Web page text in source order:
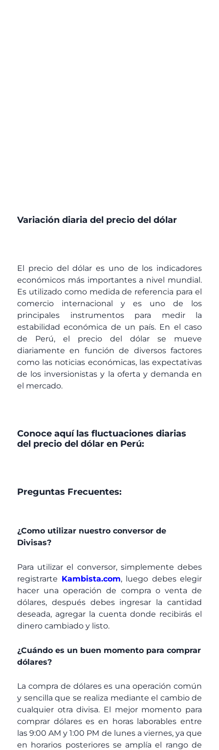
Variación diaria del precio del dólar
El precio del dólar es uno de los indicadores
económicos más importantes a nivel mundial.
Es utilizado como medida de referencia para el
comercio internacional y es uno de los
principales instrumentos para medir la
estabilidad económica de un país. En el caso
de Perú, el precio del dólar se mueve
diariamente en función de diversos factores
como las noticias económicas, las expectativas
de los inversionistas y la oferta y demanda en
el mercado.
Conoce aquí las fluctuaciones diarias
del precio del dólar en Perú:
Preguntas Frecuentes:
¿Como utilizar nuestro conversor de
Divisas?
Para utilizar el conversor, simplemente debes
registrarte Kambista.com, luego debes elegir
hacer una operación de compra o venta de
dólares, después debes ingresar la cantidad
deseada, agregar la cuenta donde recibirás el
dinero cambiado y listo.
¿Cuándo es un buen momento para comprar
dólares?
La compra de dólares es una operación común
y sencilla que se realiza mediante el cambio de
cualquier otra divisa. El mejor momento para
comprar dólares es en horas laborables entre
las 9:00 AM y 1:00 PM de lunes a viernes, ya que
en horarios posteriores se amplía el rango de